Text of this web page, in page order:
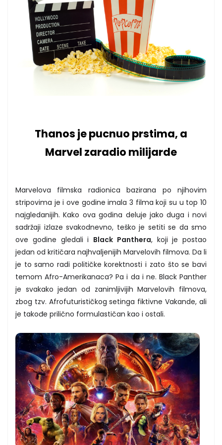
Thanos je pucnuo prstima, a
Marvel zaradio milijarde
Marvelova filmska radionica bazirana po njihovim
stripovima je i ove godine imala 3 filma koji su u top 10
najgledanijih. Kako ova godina deluje jako duga i novi
sadržaji izlaze svakodnevno, teško je setiti se da smo
ove godine gledali i Black Panthera, koji je postao
jedan od kritičara najhvaljenijih Marvelovih filmova. Da li
je to samo radi političke korektnosti i zato što se bavi
temom Afro-Amerikanaca? Pa i da i ne. Black Panther
je svakako jedan od zanimljivijih Marvelovih filmova,
zbog tzv. Afrofuturističkog setinga fiktivne Vakande, ali
je takođe prilično formulastičan kao i ostali.